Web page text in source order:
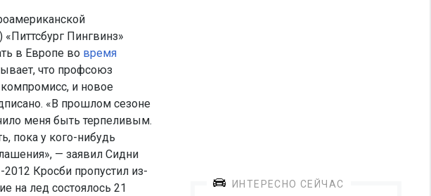
Пингвинз»
в Европе во время
что профсоюз
и новое
«В прошлом сезоне
меня быть терпеливым.
пока у кого-нибудь
— заявил Сидни
Кросби пропустил из-
на лед состоялось 21
ИНТЕРЕСНО СЕЙЧАС